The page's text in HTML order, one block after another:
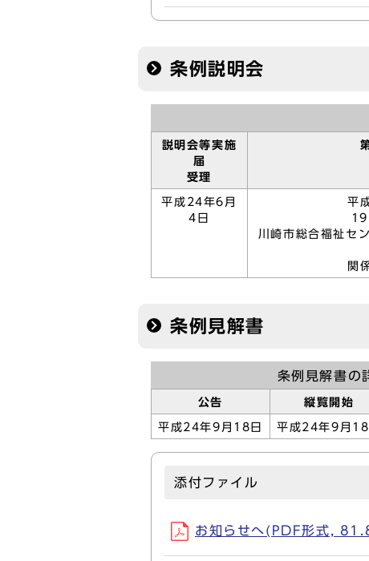
条例説明会
説明会等実施
届
受理
平成24年6月
4日
平
川崎市総合福祉セ
関
条例見解書
条例見解書の
公告 縦覧開始
平成24年9月18日 平成24年9月18
添付ファイル
お知らせへ(PDF形式,